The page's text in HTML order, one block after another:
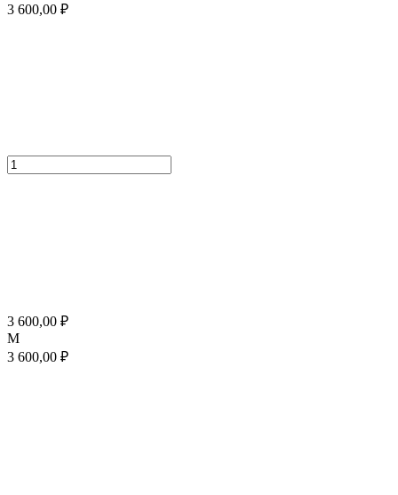
3 600,00 ₽
3 600,00 ₽
M
3 600,00 ₽